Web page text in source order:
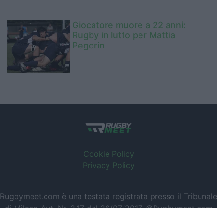
Giocatore muore a 22 anni:
Rugby in lutto per Mattia
Pegorin
Cookie Policy
Privacy Policy
Rugbymeet.com è una testata registrata presso il Tribunale